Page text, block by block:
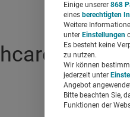
Einige unserer 868
eines berechtigten
Weitere
unter Einstellungen
Es besteht keine
zu nutzen.
Wir können
jederzeit unter
Angebot
Bitte beachten Sie,
Funktionen der